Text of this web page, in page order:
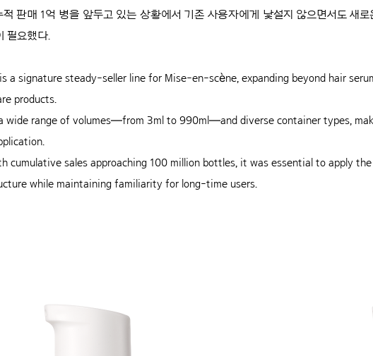
판매 1억 병을 앞두고 있는 상황에서 기존 사용자에게 낯설지 않으면서도 새
필요했다.
a signature steady-seller line for Mise-en-scène, expanding beyond hair
products.
wide range of volumes—from 3ml to 990ml—and diverse container types,
cumulative sales approaching 100 million bottles, it was essential to apply
while maintaining familiarity for long-time users.